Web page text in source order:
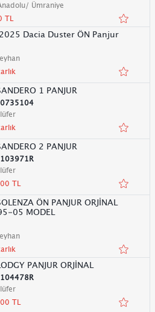
Ümraniye
TL
2021 - 2025 Dacia Duster ÖN Panjur
1 PANJUR
2 PANJUR
TL
ÖN PANJUR ORJİNAL
05 MODEL
PANJUR ORJİNAL
TL